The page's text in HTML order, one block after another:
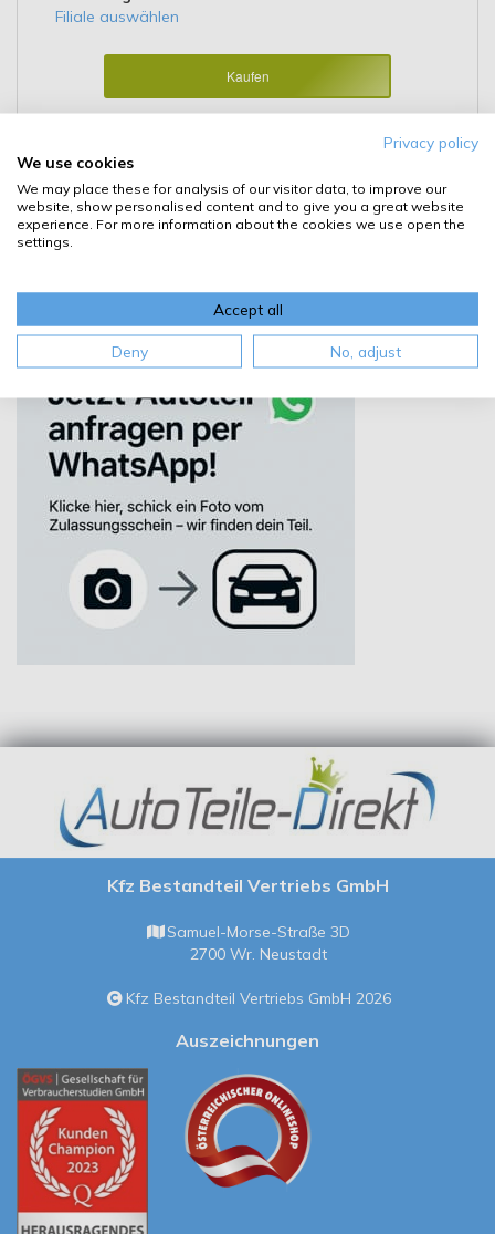
Filiale auswählen
Kaufen
W1,2W
Kfz Bestandteil Vertriebs GmbH
Samuel-Morse-Straße 3D
2700 Wr. Neustadt
Kfz Bestandteil Vertriebs GmbH 2026
Auszeichnungen
Privacy policy
We use cookies
We may place these for analysis of our visitor data, to improve our
website, show personalised content and to give you a great website
experience. For more information about the cookies we use open the
settings.
Accept all
Deny No, adjust